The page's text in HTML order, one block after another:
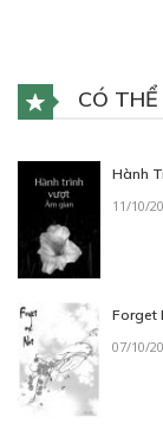
Ngày mở ngăn
CHƯƠNG 14
Huấn luyện tiểu
14/12/2018
CÓ
Hành
11/10/
Forget
07/10/